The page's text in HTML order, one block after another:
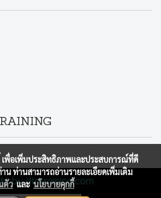
by dtntraining.com
เพื่อเพิ่มประสิทธิภาพและประสบการณ์ที่ดี
าน ท่านสามารถอ่านรายละเอียดเพิ่มเติม
ตัวและนโยบายคุกกี้